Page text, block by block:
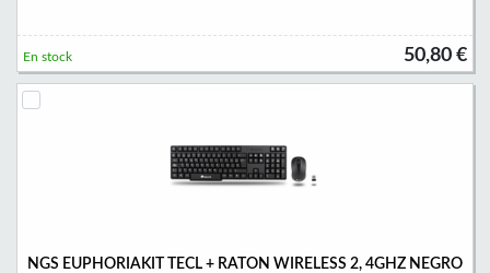
50,80 €
En stock
NGS EUPHORIAKIT TECL + RATON WIRELESS 2, 4GHZ NEGRO